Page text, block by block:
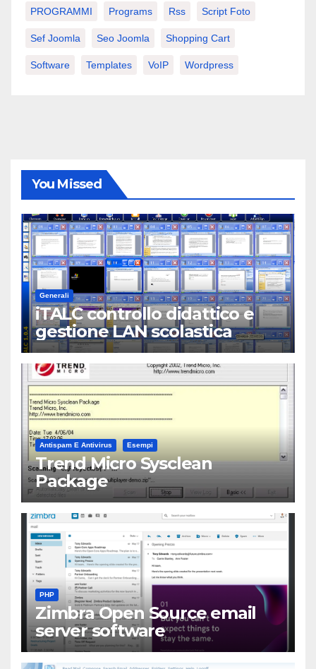
PROGRAMMI Programs Rss Script Foto
Sef Joomla Seo Joomla Shopping Cart
Software Templates VoIP Wordpress
You Missed
Generali
iTALC controllo didattico e
gestione LAN scolastica
Antispam E Antivirus Esempi
Trend Micro Sysclean
Package
PHP
Zimbra Open Source email
server software